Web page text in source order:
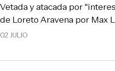
02 JULIO
Vetada y atacada por
de Loreto Aravena por Max